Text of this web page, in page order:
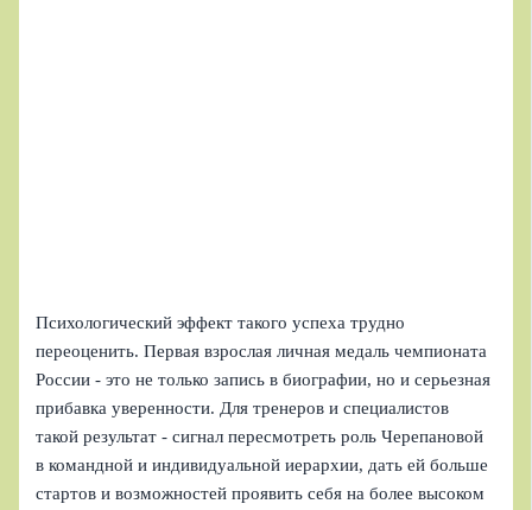
Психологический эффект такого успеха трудно
переоценить. Первая взрослая личная медаль чемпионата
России - это не только запись в биографии, но и серьезная
прибавка уверенности. Для тренеров и специалистов
такой результат - сигнал пересмотреть роль Черепановой
в командной и индивидуальной иерархии, дать ей больше
стартов и возможностей проявить себя на более высоком